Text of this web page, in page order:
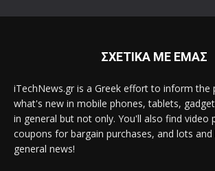
ΣΧΕΤΙΚΑ ΜΕ ΕΜΑΣ
iTechNews.gr is a Greek effort to inform the
what's new in mobile phones, tablets,
in general but not only. You'll also find video
coupons for bargain purchases, and lots
general news!